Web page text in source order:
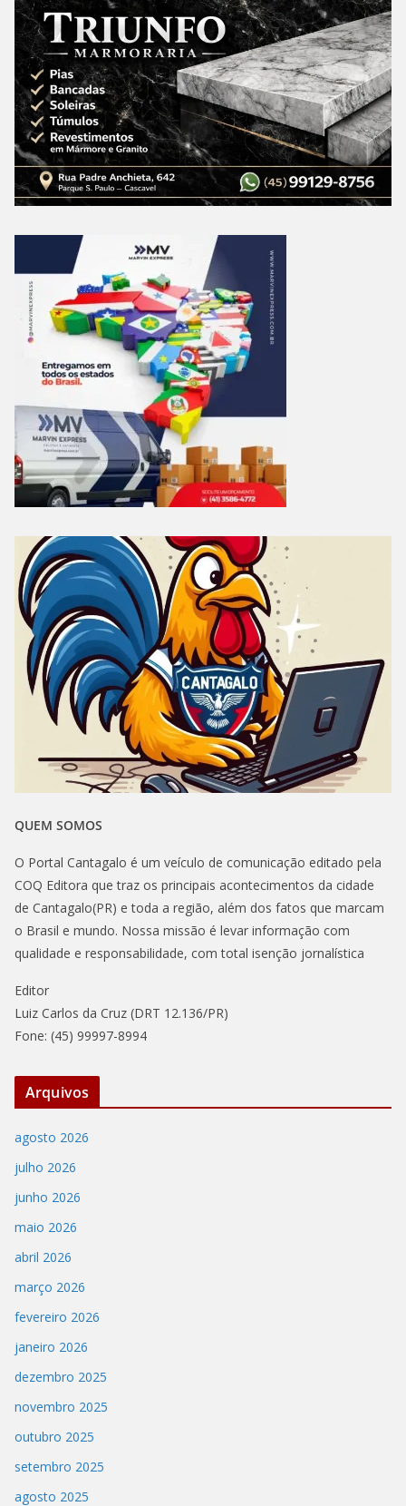
QUEM SOMOS
O Portal Cantagalo é um veículo de comunicação editado pela
COQ Editora que traz os principais acontecimentos da cidade
de Cantagalo(PR) e toda a região, além dos fatos que marcam
o Brasil e mundo. Nossa missão é levar informação com
qualidade e responsabilidade, com total isenção jornalística
Editor
Luiz Carlos da Cruz (DRT 12.136/PR)
Fone: (45) 99997-8994
Arquivos
agosto 2026
julho 2026
junho 2026
maio 2026
abril 2026
março 2026
fevereiro 2026
janeiro 2026
dezembro 2025
novembro 2025
outubro 2025
setembro 2025
agosto 2025